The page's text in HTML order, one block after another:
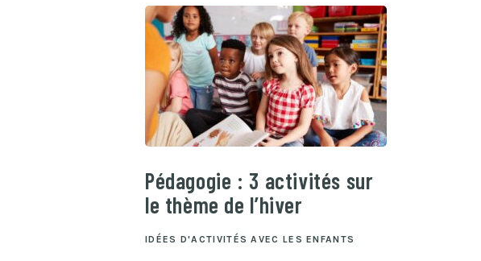
Pédagogie : 3 activités sur
le thème de l’hiver
IDÉES D'ACTIVITÉS AVEC LES ENFANTS